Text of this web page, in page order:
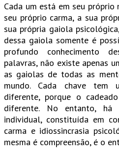
Cada um está em seu
seu próprio carma, a sua
sua própria gaiola
dessa gaiola somente é
profundo conhecimento
palavras, não existe apenas
as gaiolas de todas as
mundo. Cada chave tem
diferente, porque o
diferente. No entanto, há
individual, constituída em
carma e idiossincrasia
mesma é compreensão, é o